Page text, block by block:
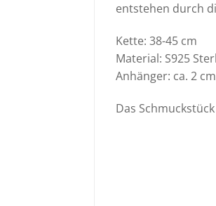
entstehen durch
Kette: 38-45 cm
Material: S925
Anhänger: ca. 2 cm
Das